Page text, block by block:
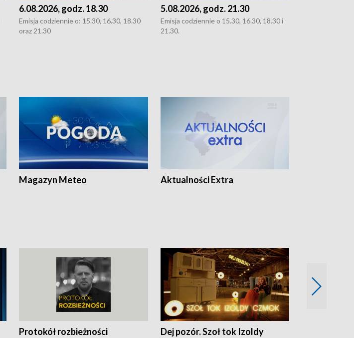
6.08.2026, godz. 18.30
Emisja codziennie o: 15.30, 16.30, 18.30
oraz 21.30
5.08.2026, godz. 21.30
Emisja codziennie o 15.30, 16.30, 18.30 i
21.30.
Magazyn Meteo Aktualności Extra
Protokół rozbieżności
Dej pozór. Szoł tok Izoldy